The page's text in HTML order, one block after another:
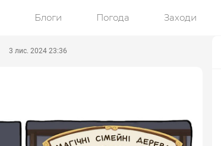
Блоги Погода Заходи
3 лис. 2024 23:36